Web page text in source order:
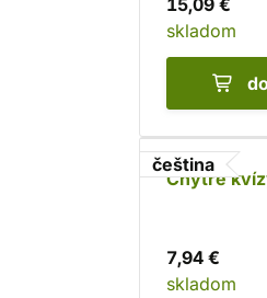
15,09 €
skladom
čeština
Chytré
7,94 €
skladom